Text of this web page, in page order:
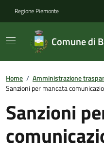
Regione Piemonte
Comune di
Home / Amministrazione
Sanzioni per mancata
Sanzioni